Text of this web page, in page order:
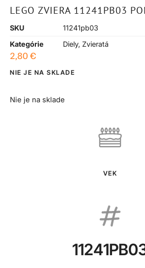
LEGO ZVIERA 11241PB03
SKU
11241pb03
Kategórie
Diely, Zvieratá
2,80 €
NIE JE NA SKLADE
Nie je na sklade
VEK